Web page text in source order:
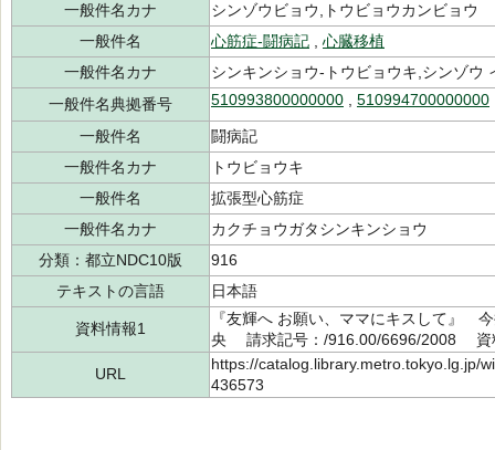
一般件名カナ
シンゾウビョウ,トウビョウカンビョウ
一般件名
心筋症-闘病記
心臓移植
一般件名カナ
シンキンショウ-トウビョウキ,シンゾウ
一般件名典拠番号
510993800000000 510994700000000
一般件名
闘病記
一般件名カナ
トウビョウキ
一般件名
拡張型心筋症
一般件名カナ
カクチョウガタシンキンショウ
分類：都立NDC10版
916
テキストの言語
日本語
資料情報1
『友輝へ お願い、ママにキスして』
央 請求記号：/916.00/6696/2008 資
URL
https://catalog.library.metro.tokyo.lg.jp/
436573